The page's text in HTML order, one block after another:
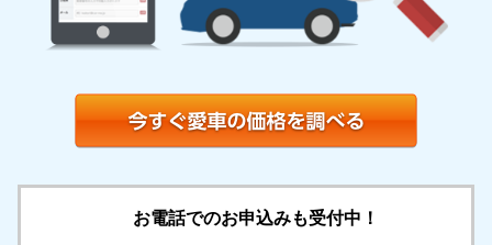
お電話でのお申込みも受付中！